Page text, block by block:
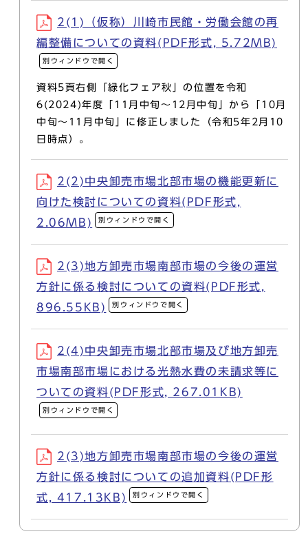
2(1)（仮称）川崎市民館・労働会館の再
編整備についての資料(PDF形式, 5.72MB)
別ウィンドウで開く
資料5頁右側「緑化フェア秋」の位置を令和
6(2024)年度「11月中旬～12月中旬」から「10月
中旬～11月中旬」に修正しました（令和5年2月10
日時点）。
2(2)中央卸売市場北部市場の機能更新に
向けた検討についての資料(PDF形式,
2.06MB)
別ウィンドウで開く
2(3)地方卸売市場南部市場の今後の運営
方針に係る検討についての資料(PDF形式,
896.55KB)
別ウィンドウで開く
2(4)中央卸売市場北部市場及び地方卸売
市場南部市場における光熱水費の未請求等に
ついての資料(PDF形式, 267.01KB)
別ウィンドウで開く
2(3)地方卸売市場南部市場の今後の運営
方針に係る検討についての追加資料(PDF形
式, 417.13KB)
別ウィンドウで開く